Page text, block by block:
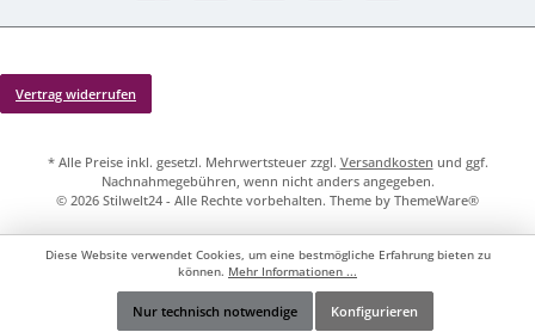
Vertrag widerrufen
* Alle Preise inkl. gesetzl. Mehrwertsteuer zzgl. Versandkosten und ggf.
Nachnahmegebühren, wenn nicht anders angegeben.
© 2026 Stilwelt24 - Alle Rechte vorbehalten. Theme by ThemeWare®
Diese Website verwendet Cookies, um eine bestmögliche Erfahrung bieten zu
können. Mehr Informationen ...
Nur technisch notwendige Konfigurieren